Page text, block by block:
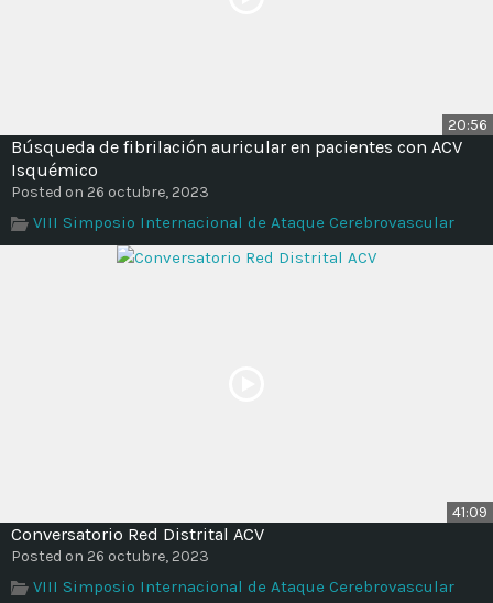
20:56
Búsqueda de fibrilación auricular en pacientes con ACV
Isquémico
Posted on 26 octubre, 2023
VIII Simposio Internacional de Ataque Cerebrovascular
41:09
Conversatorio Red Distrital ACV
Posted on 26 octubre, 2023
VIII Simposio Internacional de Ataque Cerebrovascular